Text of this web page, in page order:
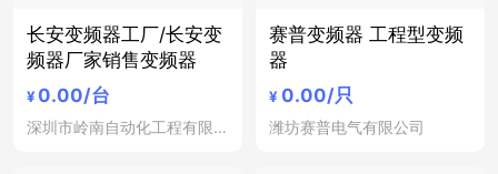
长安变频器工厂/长安变
频器厂家销售变频器
¥ 0.00/台
深圳市岭南自动化工程有限公司
赛普变频器 工程型变频
器
¥ 0.00/只
潍坊赛普电气有限公司